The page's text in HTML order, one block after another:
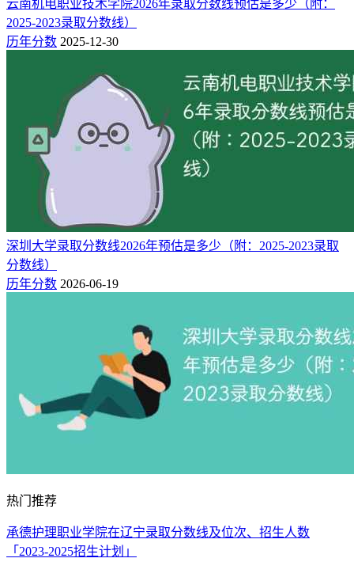
文科
358 160
广东（专科批）
历史类
物理类 382 180
广西（专科批）
理科
180
文科
180
贵州（专科批）
理科 365
180
文科
448 180
河北（专科批）
387
200
413
河南（专科批）
368
文科
306
湖南（专科批）
历史类 344
200
理科 368
200
综合类 332 150
理科 302
130
文科
297 180
陕西（专科批）
理科 235
150
文科
441 150
云南（专科批）
浙江（二段）
综合类 438 274
云南机电职业技术学院2026年录取分数线预估是多少（附：
2025-2023录取分数线）
历年分数 2025-12-30
深圳大学录取分数线2026年预估是多少（附：2025-2023录取
分数线）
历年分数 2026-06-19
热门推荐
承德护理职业学院在辽宁录取分数线及位次、招生人数
「2023-2025招生计划」